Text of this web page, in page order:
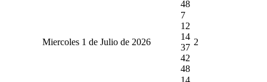
48
Miercoles 1 de Julio de 2026
7
12
14
37
42
48
2
14